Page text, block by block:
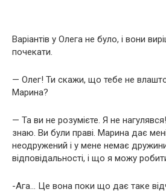
Варіантів у Олега не було, і вони
почекати.
— Олег! Ти скажи, що тебе не
Марина?
— Та ви не розумієте. Я не
знаю. Ви були праві. Марина дає
неодружений і у мене немає дружини
відповідальності, і що я можу
-Ага… Це вона поки що дає таке